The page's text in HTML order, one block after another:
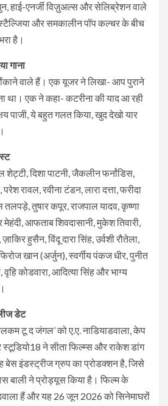
हाई-एनर्जी विज़ुअल्स और सेलिब्रेशन वाले
और समकालीन पॉप कल्चर के बीच
है।
गाना
वाले हैं। एक यूजर ने लिखा- आप पुराने
था। एक ने कहा- कटरीना की याद आ रही
पाजी, ये बहुत गलत किया, खुद देखो यार
शेट्टी, दिशा पाटनी, जैकलीन फर्नांडिस,
रावल, रवीना टंडन, लारा दत्ता, फरीदा
तुषार कपूर, राजपाल यादव, कृष्णा
आफताब शिवदासानी, मुकेश तिवारी,
हुसैन, विंदू दारा सिंह, उर्वशी रौतेला,
खान (अर्जुन), स्वर्गीय पंकज धीर, पुनीत
वृहि कोडवारा, आदित्या सिंह और भाग्य
डेट
टू द जंगल’ को ए.ए. नाडियाडवाला, केप
ने सीता फिल्म्स और राकेश डांग
बेस इंडस्ट्रीज ग्रुप का प्रोडक्शन है, जिसे
बाली ने प्रोड्यूस किया है। फिल्म के
हैं और यह 26 जून 2026 को सिनेमाघरों